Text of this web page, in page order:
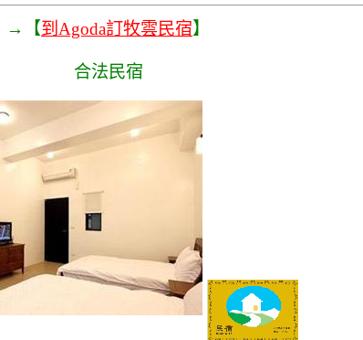
→【到Agoda訂牧雲民宿】
合法民宿